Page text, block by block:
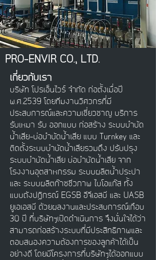
PRO-ENVIR CO., LTD.
เกี่ยวกับเรา
บริษัท โปรเอ็นไวร์ จำกัด ก่อตั้งเมื่อปี
พ.ศ.2539 โดยทีมงานวิศวกรที่มี
ประสบการณ์และความเชี่ยวชาญ บริการ
รับเหมา รับ ออกแบบ ก่อสร้าง ระบบบำบัด
น้ำเสีย-บ่อบำบัดน้ำเสีย แบบ Turnkey และ
ติดตั้งระบบบำบัดน้ำเสียรวมถึง ปรับปรุง
ระบบบำบัดน้ำเสีย บ่อบำบัดน้ำเสีย จาก
โรงงานอุตสาหกรรม ระบบผลิตน้ำประปา
และ ระบบผลิตก๊าซชีวภาพ ไบโอแก๊ส ทั้ง
แบบถังปฏิกรณ์ EGSB อีจีเอสบี และ UASB
ยูเอเอสบี ด้วยผลงานและประสบการณ์เกือบ
30 ปี ที่บริษัทฯเปิดดำเนินการ จึงมั่นใจได้ว่า
สามารถก่อสร้างระบบที่มีประสิทธิภาพและ
ตอบสนองความต้องการของลูกค้าได้เป็น
อย่างดี โดยมีโครงการที่บริษัทฯได้ออกแบบ